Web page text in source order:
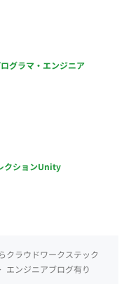
グラマ・エンジニア
クションUnity
クラウドワークステック
エンジニアブログ有り